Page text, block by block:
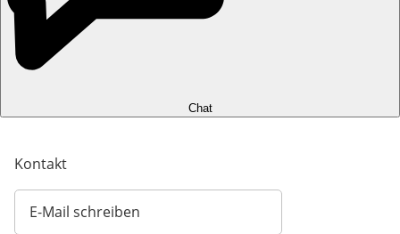
Chat
Kontakt
E-Mail schreiben
Öffnet E-Mail-Client